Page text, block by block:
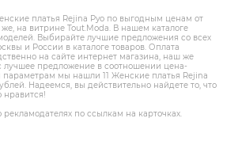
платья Rejina Pyo по выгодным ценам от
на витрине Tout.Modа. В нашем каталоге
Выбирайте лучшие предложения со всех
и России в каталоге товаров. Оплата
на сайте интернет магазина, наш же
лучшее предложение в соотношении цена-
параметрам мы нашли 11 Женские платья Rejina
Надеемся, вы действительно найдете то, что
нравится!
по ссылкам на карточках.